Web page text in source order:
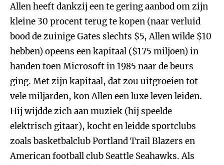
Allen heeft dankzij een te gering aanbod om zijn
kleine 30 procent terug te kopen (naar verluid
bood de zuinige Gates slechts $5, Allen wilde $10
hebben) opeens een kapitaal ($175 miljoen) in
handen toen Microsoft in 1985 naar de beurs
ging. Met zijn kapitaal, dat zou uitgroeien tot
vele miljarden, kon Allen een luxe leven leiden.
Hij wijdde zich aan muziek (hij speelde
elektrisch gitaar), kocht en leidde sportclubs
zoals basketbalclub Portland Trail Blazers en
American football club Seattle Seahawks. Als